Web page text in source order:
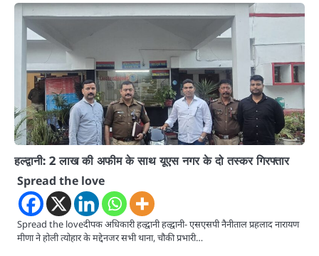
हल्द्वानी: 2 लाख की अफीम के साथ यूएस नगर के दो तस्कर गिरफ्तार
Spread the love
Spread the loveदीपक अधिकारी हल्द्वानी हल्द्वानी- एसएसपी नैनीताल प्रहलाद नारायण
मीणा ने होली त्योहार के मद्देनजर सभी थाना, चौकी प्रभारी…